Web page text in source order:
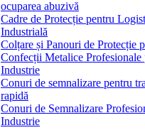
ocuparea abuzivă
Cadre de Protecție pentru
Industrială
Colțare și Panouri de Protecție
Confecții Metalice Profesionale
Industrie
Conuri de semnalizare pentru
rapidă
Conuri de Semnalizare
Industrie